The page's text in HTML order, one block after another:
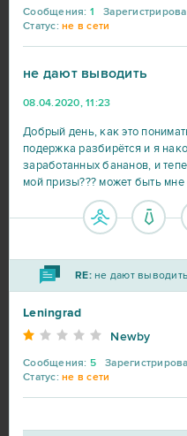
Сообщения: 1
Статус: не в сети
не дают выводить
08.04.2020, 11:23
Добрый день, как это
подержка разбирётся и я
заработанных бананов, и
мой призы??? может быть
RE:не дают
Leningrad
Newby
Сообщения: 5
Статус: не в сети